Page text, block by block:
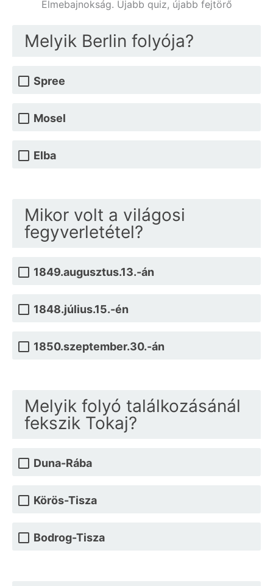
Elmebajnokság. Újabb quiz, újabb fejtörő
Melyik Berlin folyója?
Spree
Mosel
Elba
Mikor volt a világosi
fegyverletétel?
1849.augusztus.13.-án
1848.július.15.-én
1850.szeptember.30.-án
Melyik folyó találkozásánál
fekszik Tokaj?
Duna-Rába
Körös-Tisza
Bodrog-Tisza